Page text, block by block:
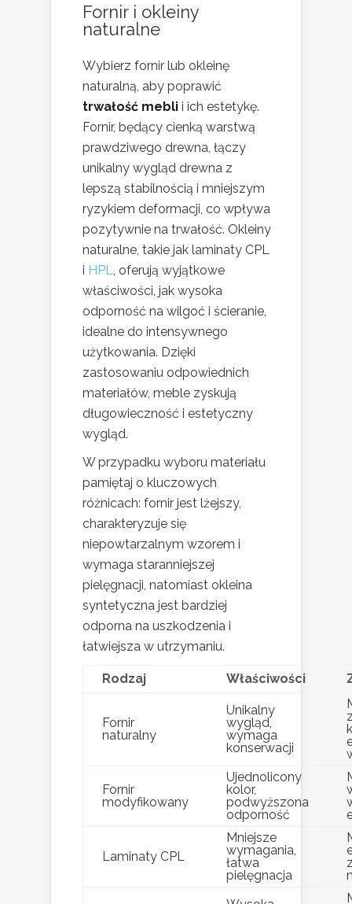
Fornir i okleiny
naturalne
Wybierz fornir lub okleinę
naturalną, aby poprawić
trwałość mebli i ich estetykę.
Fornir, będący cienką warstwą
prawdziwego drewna, łączy
unikalny wygląd drewna z
lepszą stabilnością i mniejszym
ryzykiem deformacji, co wpływa
pozytywnie na trwałość. Okleiny
naturalne, takie jak laminaty CPL
i HPL, oferują wyjątkowe
właściwości, jak wysoka
odporność na wilgoć i ścieranie,
idealne do intensywnego
użytkowania. Dzięki
zastosowaniu odpowiednich
materiałów, meble zyskują
długowieczność i estetyczny
wygląd.
W przypadku wyboru materiału
pamiętaj o kluczowych
różnicach: fornir jest lżejszy,
charakteryzuje się
niepowtarzalnym wzorem i
wymaga staranniejszej
pielęgnacji, natomiast okleina
syntetyczna jest bardziej
odporna na uszkodzenia i
łatwiejsza w utrzymaniu.
Rodzaj Właściwości
Fornir
naturalny
Unikalny
wygląd,
wymaga
konserwacji
Fornir
modyfikowany
Ujednolicony
kolor,
podwyższona
odporność
Laminaty CPL
Mniejsze
wymagania,
łatwa
pielęgnacja